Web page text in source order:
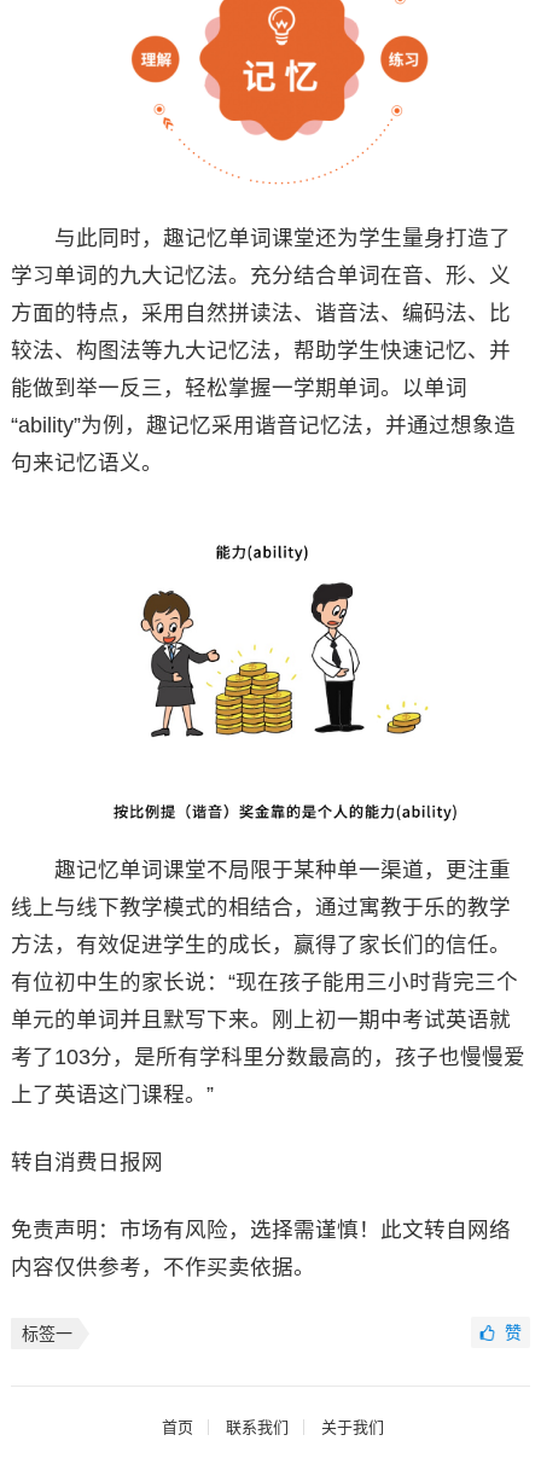
与此同时，趣记忆单词课堂还为学生量身打造了
学习单词的九大记忆法。充分结合单词在音、形、义
方面的特点，采用自然拼读法、谐音法、编码法、比
较法、构图法等九大记忆法，帮助学生快速记忆、并
能做到举一反三，轻松掌握一学期单词。以单词
“ability”为例，趣记忆采用谐音记忆法，并通过想象造
句来记忆语义。
趣记忆单词课堂不局限于某种单一渠道，更注重
线上与线下教学模式的相结合，通过寓教于乐的教学
方法，有效促进学生的成长，赢得了家长们的信任。
有位初中生的家长说：“现在孩子能用三小时背完三个
单元的单词并且默写下来。刚上初一期中考试英语就
考了103分，是所有学科里分数最高的，孩子也慢慢爱
上了英语这门课程。”
转自消费日报网
免责声明：市场有风险，选择需谨慎！此文转自网络
内容仅供参考，不作买卖依据。
标签一 赞
首页 联系我们 关于我们